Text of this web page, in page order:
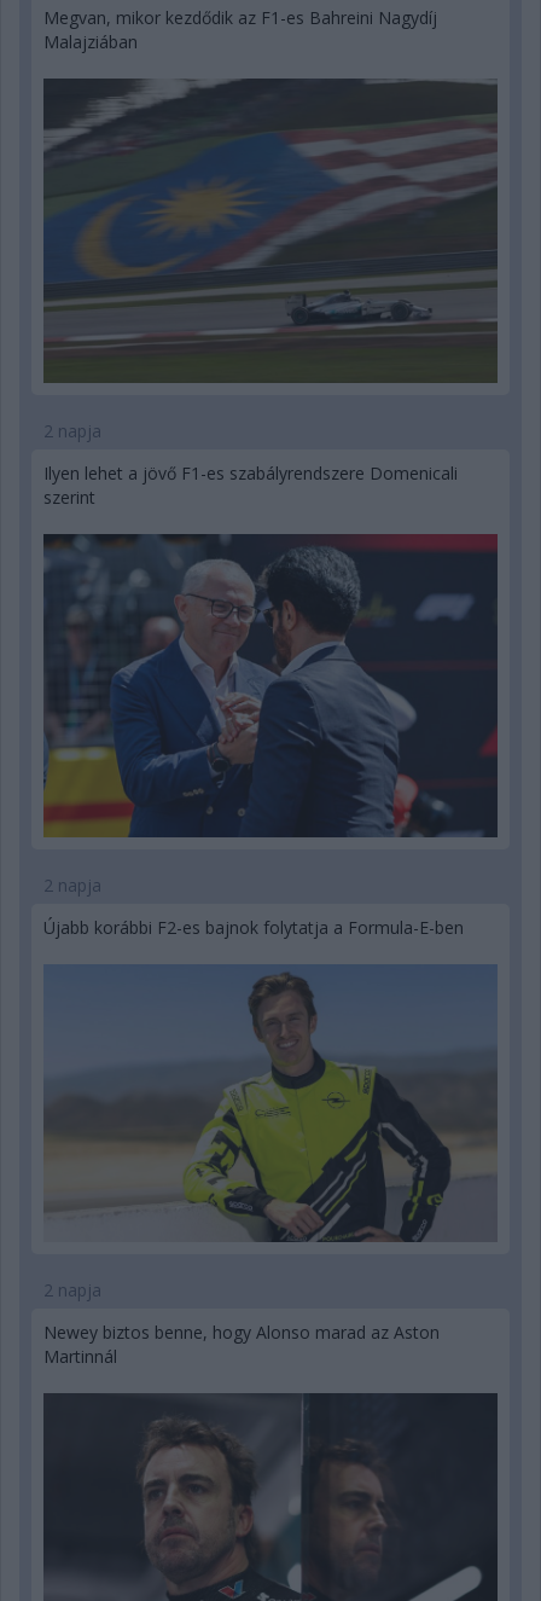
Megvan, mikor kezdődik az F1-es Bahreini Nagydíj
Malajziában
2 napja
Ilyen lehet a jövő F1-es szabályrendszere Domenicali
szerint
2 napja
Újabb korábbi F2-es bajnok folytatja a Formula-E-ben
2 napja
Newey biztos benne, hogy Alonso marad az Aston
Martinnál